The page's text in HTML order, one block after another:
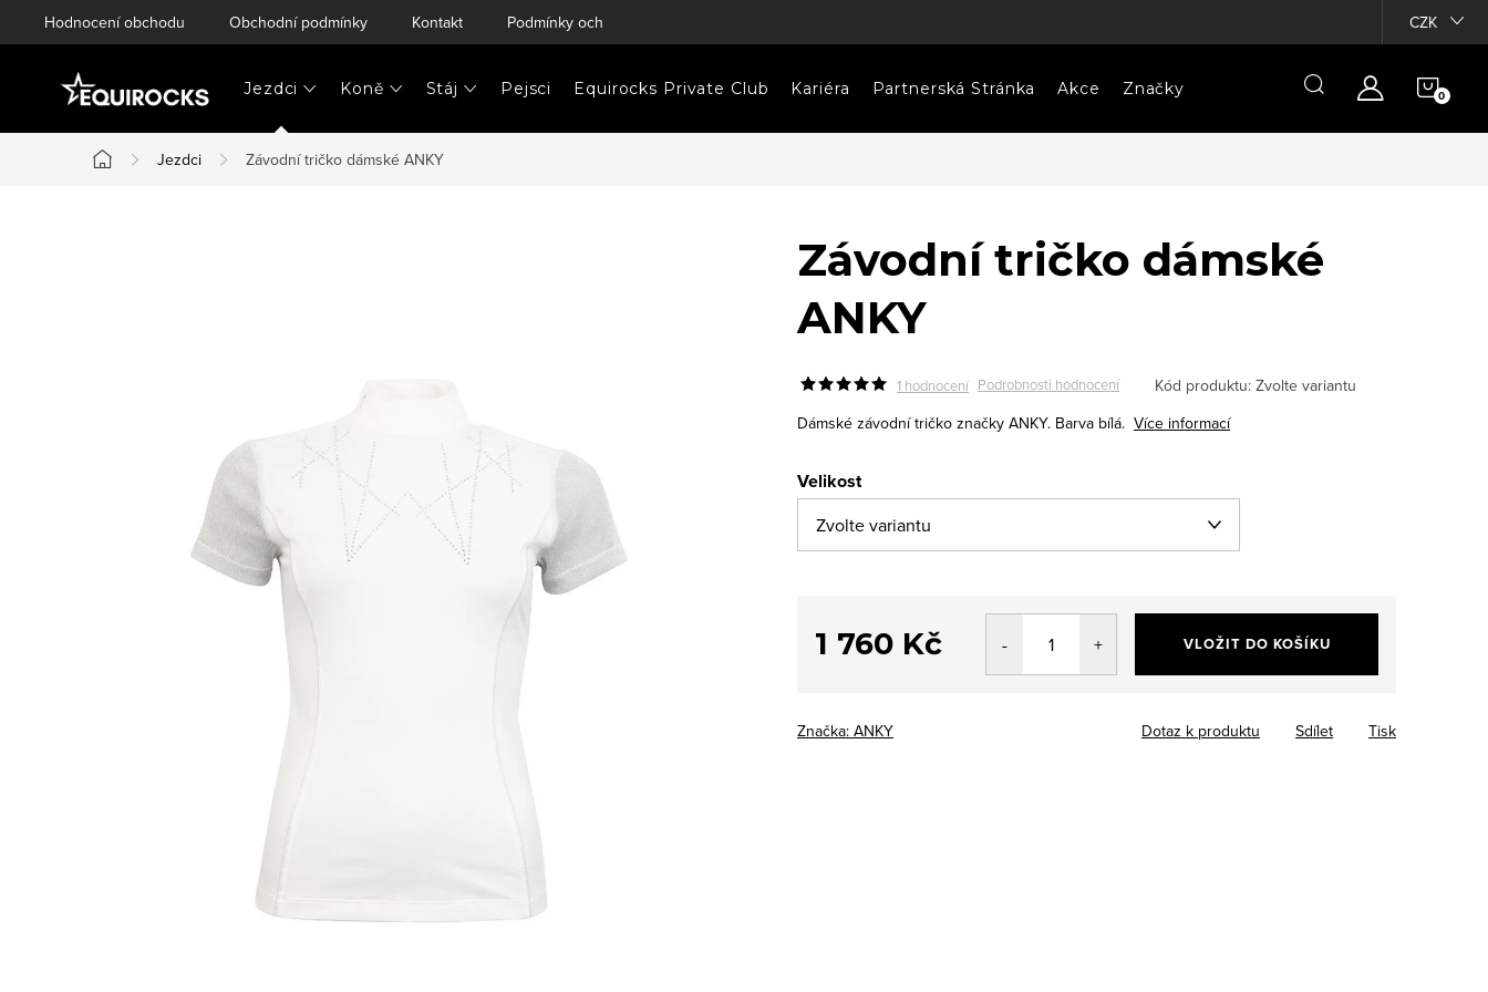
na
Hodnocení obchodu Obchodní podmínky Kontakt Podmínky ochrany osobních údajů CZK
Jezdci Koně Stáj Pejsci Equirocks Private Club Kariéra Partnerská Stránka Akce Značky
Domů
Jezdci Závodní tričko dámské ANKY
Závodní tričko dámské
ANKY
1 hodnocení Podrobnosti hodnocení Kód produktu: Zvolte variantu
Dámské závodní tričko značky ANKY. Barva bílá. Více informací
Velikost
1 760 Kč VLOŽIT DO KOŠÍKU
Značka: ANKY Tisk
Dotaz k produktu Sdílet